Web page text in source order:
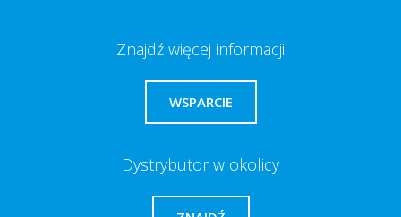
Znajdź więcej informacji
WSPARCIE
Dystrybutor w okolicy